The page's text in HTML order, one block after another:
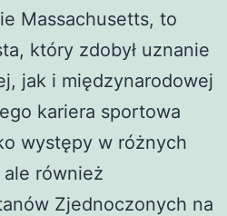
Massachusetts, to
który zdobył uznanie
jak i międzynarodowej
kariera sportowa
występy w różnych
również
Zjednoczonych na